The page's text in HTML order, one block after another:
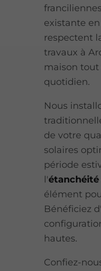
existante
respectent
travaux à
maison
quotidien.
Nous
de votre
solaires
période
l'
élément
Bénéficiez
hautes.
Confiez-